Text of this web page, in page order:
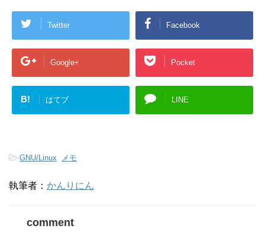
Twitter Facebook
Google+ Pocket
B! はてブ LINE
-GNU/Linux メモ
執筆者： かんりにん
comment